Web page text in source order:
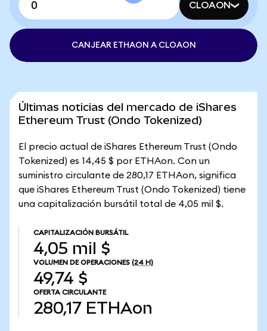
CLOAON
CANJEAR ETHAON A CLOAON
Últimas noticias del mercado de iShares
Ethereum Trust (Ondo Tokenized)
El precio actual de iShares Ethereum Trust (Ondo
Tokenized) es 14,45 $ por ETHAon. Con un
suministro circulante de 280,17 ETHAon, significa
que iShares Ethereum Trust (Ondo Tokenized) tiene
una capitalización bursátil total de 4,05 mil $.
CAPITALIZACIÓN BURSÁTIL
4,05 mil $
VOLUMEN DE OPERACIONES (24 H)
49,74 $
OFERTA CIRCULANTE
280,17 ETHAon